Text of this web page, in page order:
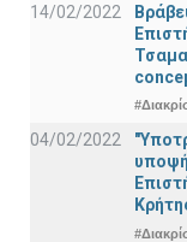
14/02/2022
04/02/2022